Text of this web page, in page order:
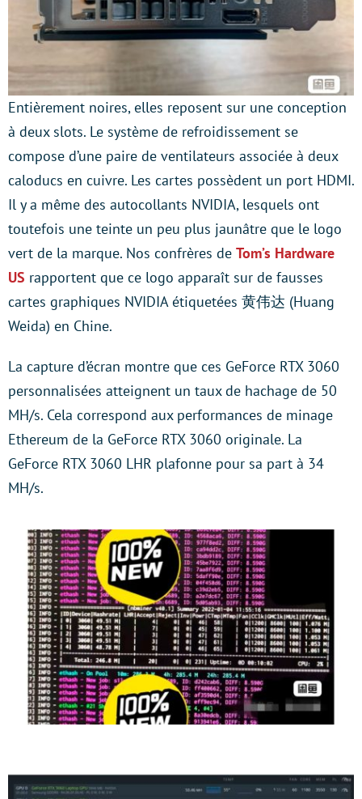
Entièrement noires, elles reposent sur une conception
à deux slots. Le système de refroidissement se
compose d’une paire de ventilateurs associée à deux
caloducs en cuivre. Les cartes possèdent un port HDMI.
Il y a même des autocollants NVIDIA, lesquels ont
toutefois une teinte un peu plus jaunâtre que le logo
vert de la marque. Nos confrères de Tom’s Hardware
US rapportent que ce logo apparaît sur de fausses
cartes graphiques NVIDIA étiquetées 黄伟达 (Huang
Weida) en Chine.
La capture d’écran montre que ces GeForce RTX 3060
personnalisées atteignent un taux de hachage de 50
MH/s. Cela correspond aux performances de minage
Ethereum de la GeForce RTX 3060 originale. La
GeForce RTX 3060 LHR plafonne pour sa part à 34
MH/s.